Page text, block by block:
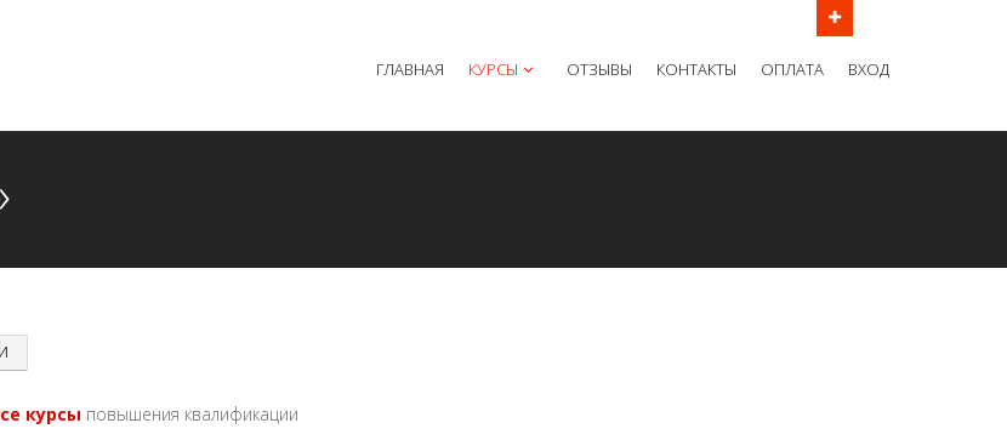
mail@institutsmolnyj.ru
ГЛАВНАЯ КУРСЫ ОТЗЫВЫ КОНТАКТЫ ОПЛАТА ВХОД
курсы повышения квалификации